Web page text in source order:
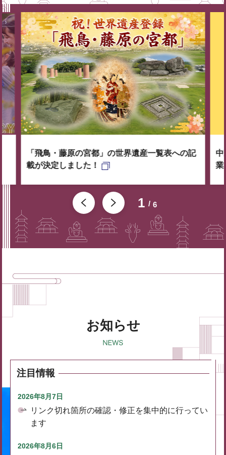
1 6
「飛鳥・藤原の宮都」の世界遺産一覧表への記
載が決定しました！
中
業
お知らせ
注目情報
2026年8月7日
リンク切れ箇所の確認・修正を集中的に行ってい
ます
2026年8月6日